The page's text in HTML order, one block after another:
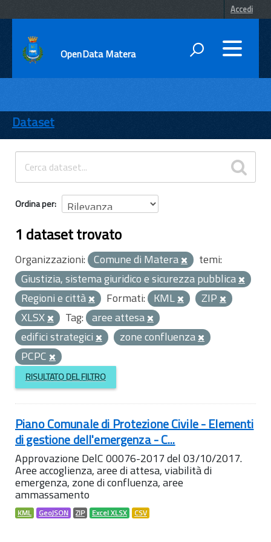
Accedi
OpenData Matera
ENTI
TEMI
INFORMAZIONI
Dataset
Ordina per
1 dataset trovato
Organizzazioni: Comune di Matera
temi:
Giustizia, sistema giuridico e sicurezza pubblica
Regioni e città
Formati: KML
ZIP
XLSX
Tag: aree attesa
edifici strategici
zone confluenza
PCPC
RISULTATO DEL FILTRO
Piano Comunale di Protezione Civile - Elementi
di gestione dell'emergenza - C...
Approvazione DelC 00076-2017 del 03/10/2017.
Aree accoglienza, aree di attesa, viabilità di
emergenza, zone di confluenza, aree
ammassamento
KML GeoJSON ZIP Excel XLSX CSV